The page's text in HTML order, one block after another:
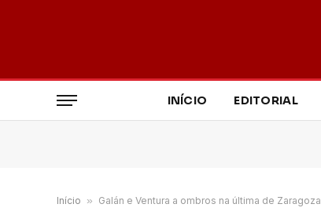
INÍCIO EDITORIAL
Início » Galán e Ventura a ombros na última de Zaragoza